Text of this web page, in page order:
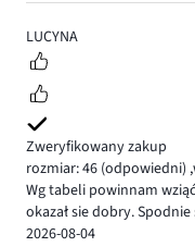
5LUCYNA
Zweryfikowany zakup
rozmiar: 46 (odpowiedni) ,
Wg tabeli powinnam
okazał sie dobry.
2026-08-04